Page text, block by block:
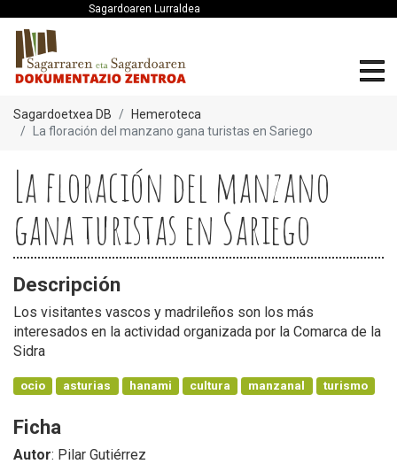
Sagardoaren Lurraldea
Sagardoetxea DB
Hemeroteca
La floración del manzano gana turistas en Sariego
La floración del manzano
gana turistas en Sariego
Descripción
Los visitantes vascos y madrileños son los más
interesados en la actividad organizada por la Comarca de la
Sidra
ocio asturias hanami cultura manzanal turismo
Ficha
Autor: Pilar Gutiérrez